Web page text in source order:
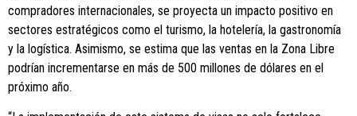
compradores internacionales, se proyecta un impacto positivo en
sectores estratégicos como el turismo, la hotelería, la gastronomía
y la logística. Asimismo, se estima que las ventas en la Zona Libre
podrían incrementarse en más de 500 millones de dólares en el
próximo año.